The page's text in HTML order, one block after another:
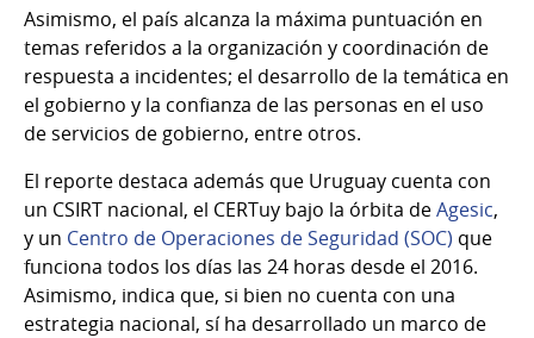
Asimismo, el país alcanza la máxima puntuación en
temas referidos a la organización y coordinación de
respuesta a incidentes; el desarrollo de la temática en
el gobierno y la confianza de las personas en el uso
de servicios de gobierno, entre otros.
El reporte destaca además que Uruguay cuenta con
un CSIRT nacional, el CERTuy bajo la órbita deAgesic,
y un Centro de Operaciones de Seguridad (SOC) que
funciona todos los días las 24 horas desde el 2016.
Asimismo, indica que, si bien no cuenta con una
estrategia nacional, sí ha desarrollado un marco de